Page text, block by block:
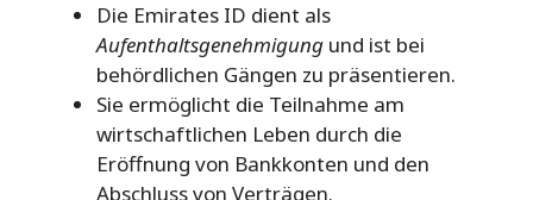
Die Emirates ID dient als
Aufenthaltsgenehmigung und ist bei
behördlichen Gängen zu präsentieren.
Sie ermöglicht die Teilnahme am
wirtschaftlichen Leben durch die
Eröffnung von Bankkonten und den
Abschluss von Verträgen.